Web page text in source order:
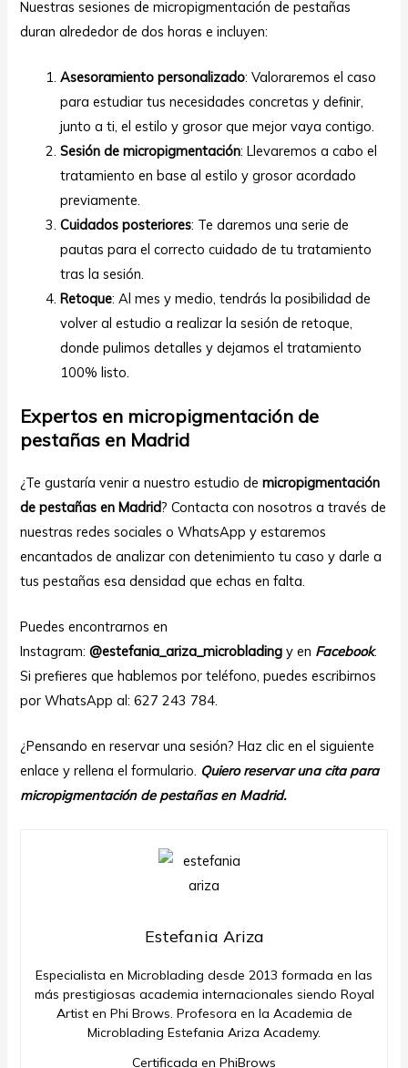
Nuestras sesiones de micropigmentación de pestañas
duran alrededor de dos horas e incluyen:
Asesoramiento personalizado: Valoraremos el caso
para estudiar tus necesidades concretas y definir,
junto a ti, el estilo y grosor que mejor vaya contigo.
Sesión de micropigmentación: Llevaremos a cabo el
tratamiento en base al estilo y grosor acordado
previamente.
Cuidados posteriores: Te daremos una serie de
pautas para el correcto cuidado de tu tratamiento
tras la sesión.
Retoque: Al mes y medio, tendrás la posibilidad de
volver al estudio a realizar la sesión de retoque,
donde pulimos detalles y dejamos el tratamiento
100% listo.
Expertos en micropigmentación de
pestañas en Madrid
¿Te gustaría venir a nuestro estudio demicropigmentación
de pestañas en Madrid? Contacta con nosotros a través de
nuestras redes sociales o WhatsApp y estaremos
encantados de analizar con detenimiento tu caso y darle a
tus pestañas esa densidad que echas en falta.
Puedes encontrarnos en
Instagram:@estefania_ariza_microblading y en Facebook.
Si prefieres que hablemos por teléfono, puedes escribirnos
por WhatsApp al: 627 243 784.
¿Pensando en reservar una sesión? Haz clic en el siguiente
enlace y rellena el formulario. Quiero reservar una cita para
micropigmentación de pestañas en Madrid.
Estefania Ariza
Especialista en Microblading desde 2013 formada en las
más prestigiosas academia internacionales siendo Royal
Artist en Phi Brows. Profesora en la Academia de
Microblading Estefania Ariza Academy.
Certificada en PhiBrows